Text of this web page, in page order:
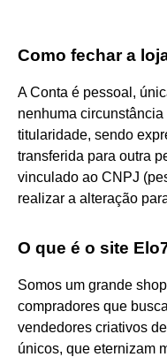
Como fechar a
A Conta é pessoal,
nenhuma
titularidade, sendo
transferida para outra
vinculado ao CNPJ
realizar a alteração
O que é o site
Somos um grande
compradores que
vendedores criativos
únicos, que eternizam